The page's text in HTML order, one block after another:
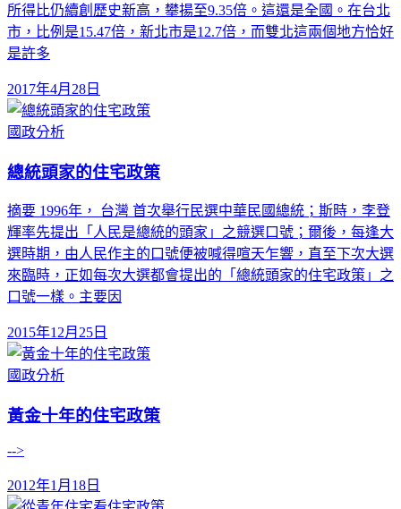
所得比仍續創歷史新高，攀揚至9.35倍。這還是全國。在台北
市，比例是15.47倍，新北市是12.7倍，而雙北這兩個地方恰好
是許多
2017年4月28日
國政分析
總統頭家的住宅政策
摘要 1996年， 台灣 首次舉行民選中華民國總統；斯時，李登
輝率先提出「人民是總統的頭家」之競選口號；爾後，每逢大
選時期，由人民作主的口號便被喊得喧天乍響，直至下次大選
來臨時，正如每次大選都會提出的「總統頭家的住宅政策」之
口號一樣。主要因
2015年12月25日
國政分析
黃金十年的住宅政策
-->
2012年1月18日